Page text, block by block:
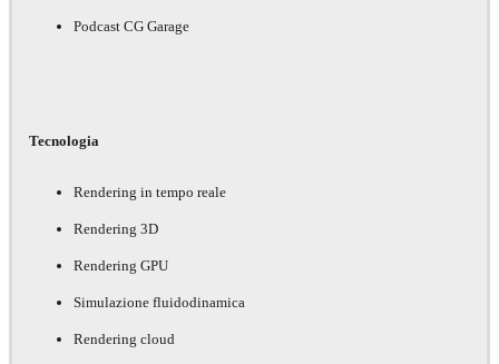
Podcast CG Garage
Tecnologia
Rendering in tempo reale
Rendering 3D
Rendering GPU
Simulazione fluidodinamica
Rendering cloud